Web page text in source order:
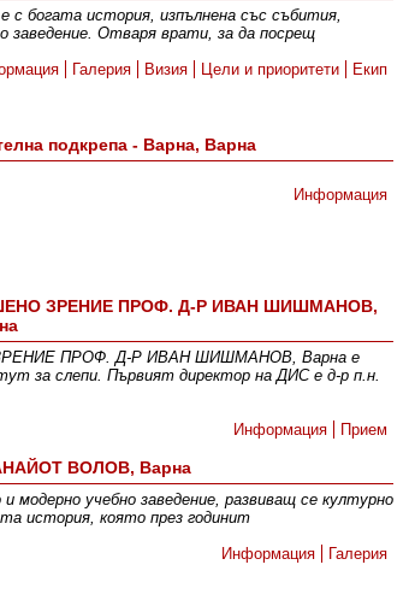
с богата история, изпълнена със събития,
заведение. Отваря врати, за да посрещ
Галерия Визия Цели и приоритети Екип
подкрепа - Варна, Варна
Информация
ЗРЕНИЕ ПРОФ. Д-Р ИВАН ШИШМАНОВ,
ПРОФ. Д-Р ИВАН ШИШМАНОВ, Варна е
за слепи. Първият директор на ДИС е д-р п.н.
Информация
Прием
ВОЛОВ, Варна
учебно заведение, развиващ се културно
история, която през годинит
Информация
Галерия